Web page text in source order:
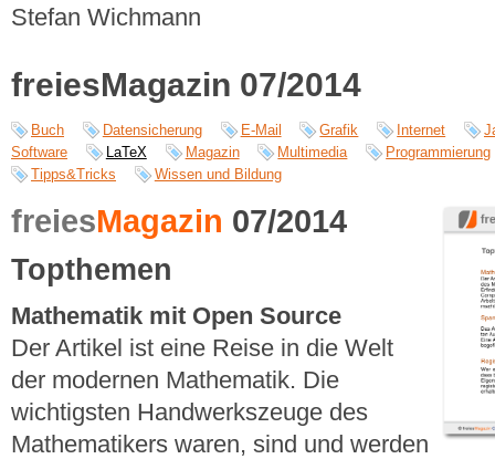
Stefan Wichmann
freiesMagazin 07/2014
Buch Datensicherung E-Mail Grafik Internet
Software
LaTeX Magazin Multimedia
Programmierung
Tipps&Tricks
Wissen und Bildung
freiesMagazin 07/2014
Topthemen
Mathematik mit Open Source
Der Artikel ist eine Reise in die Welt
der modernen Mathematik. Die
wichtigsten Handwerkszeuge des
Mathematikers waren, sind und werden